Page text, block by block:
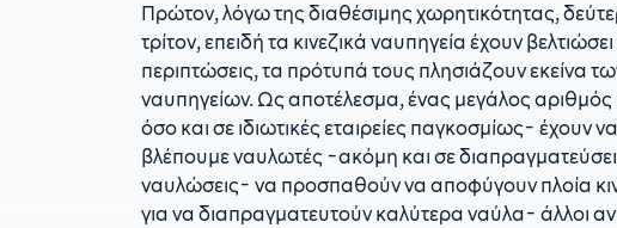
Πρώτον, λόγω της διαθέσιμης χωρητικότητας,
τρίτον, επειδή τα κινεζικά ναυπηγεία έχουν
περιπτώσεις, τα πρότυπά τους πλησιάζουν εκείνα
ναυπηγείων. Ως αποτέλεσμα, ένας μεγάλος
όσο και σε ιδιωτικές εταιρείες παγκοσμίως- έχουν
βλέπουμε ναυλωτές -ακόμη και σε
ναυλώσεις- να προσπαθούν να αποφύγουν πλοία
για να διαπραγματευτούν καλύτερα ναύλα- άλλοι